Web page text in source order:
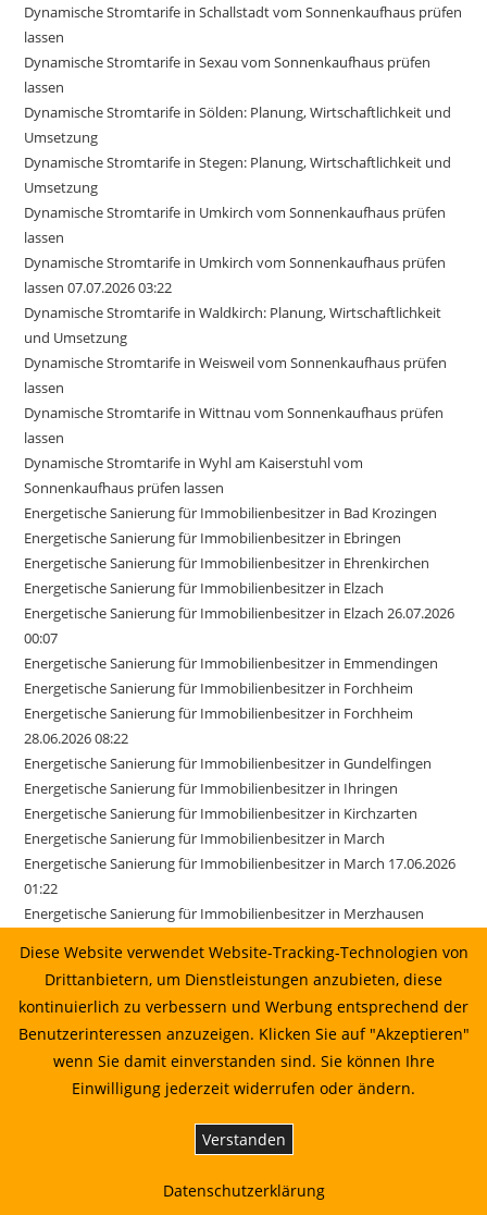
Dynamische Stromtarife in Schallstadt vom Sonnenkaufhaus prüfen
lassen
Dynamische Stromtarife in Sexau vom Sonnenkaufhaus prüfen
lassen
Dynamische Stromtarife in Sölden: Planung, Wirtschaftlichkeit und
Umsetzung
Dynamische Stromtarife in Stegen: Planung, Wirtschaftlichkeit und
Umsetzung
Dynamische Stromtarife in Umkirch vom Sonnenkaufhaus prüfen
lassen
Dynamische Stromtarife in Umkirch vom Sonnenkaufhaus prüfen
lassen 07.07.2026 03:22
Dynamische Stromtarife in Waldkirch: Planung, Wirtschaftlichkeit
und Umsetzung
Dynamische Stromtarife in Weisweil vom Sonnenkaufhaus prüfen
lassen
Dynamische Stromtarife in Wittnau vom Sonnenkaufhaus prüfen
lassen
Dynamische Stromtarife in Wyhl am Kaiserstuhl vom
Sonnenkaufhaus prüfen lassen
Energetische Sanierung für Immobilienbesitzer in Bad Krozingen
Energetische Sanierung für Immobilienbesitzer in Ebringen
Energetische Sanierung für Immobilienbesitzer in Ehrenkirchen
Energetische Sanierung für Immobilienbesitzer in Elzach
Energetische Sanierung für Immobilienbesitzer in Elzach 26.07.2026
00:07
Energetische Sanierung für Immobilienbesitzer in Emmendingen
Energetische Sanierung für Immobilienbesitzer in Forchheim
Energetische Sanierung für Immobilienbesitzer in Forchheim
28.06.2026 08:22
Energetische Sanierung für Immobilienbesitzer in Gundelfingen
Energetische Sanierung für Immobilienbesitzer in Ihringen
Energetische Sanierung für Immobilienbesitzer in Kirchzarten
Energetische Sanierung für Immobilienbesitzer in March
Energetische Sanierung für Immobilienbesitzer in March 17.06.2026
01:22
Energetische Sanierung für Immobilienbesitzer in Merzhausen
Energetische Sanierung für Immobilienbesitzer in Sexau
Energetische Sanierung für Immobilienbesitzer in Sölden
Energetische Sanierung für Immobilienbesitzer in Stegen
Energetische Sanierung für Immobilienbesitzer in Weisweil
Energetische Sanierung in Au vom Sonnenkaufhaus prüfen lassen
Energetische Sanierung in Bahlingen am Kaiserstuhl: Planung,
Energetische Sanierung in Biederbach: Planung, Wirtschaftlichkeit
Energetische Sanierung in Biederbach: Planung, Wirtschaftlichkeit
Diese Website verwendet Website-Tracking-Technologien von
Drittanbietern, um Dienstleistungen anzubieten, diese
kontinuierlich zu verbessern und Werbung entsprechend der
Benutzerinteressen anzuzeigen. Klicken Sie auf "Akzeptieren"
wenn Sie damit einverstanden sind. Sie können Ihre
Einwilligung jederzeit widerrufen oder ändern.
Verstanden
Datenschutzerklärung